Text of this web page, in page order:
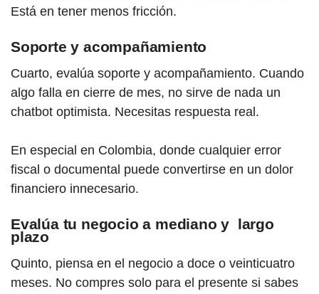
Está en tener menos fricción.
Soporte y acompañamiento
Cuarto, evalúa soporte y acompañamiento. Cuando
algo falla en cierre de mes, no sirve de nada un
chatbot optimista. Necesitas respuesta real.
En especial en Colombia, donde cualquier error
fiscal o documental puede convertirse en un dolor
financiero innecesario.
Evalúa tu negocio a mediano y largo
plazo
Quinto, piensa en el negocio a doce o veinticuatro
meses. No compres solo para el presente si sabes